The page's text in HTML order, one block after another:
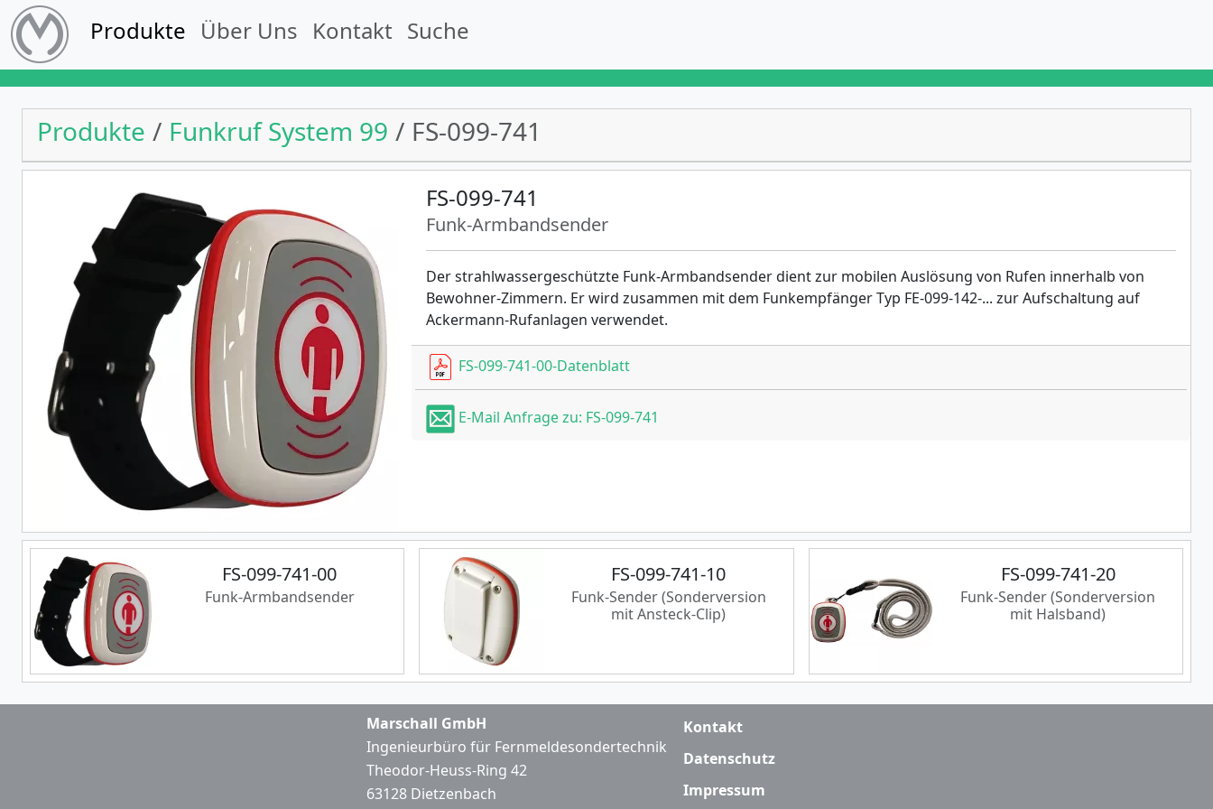
Produkte Über Uns Kontakt Suche
Produkte Funkruf System 99 FS-099-741
FS-099-741
Funk-Armbandsender
Der strahlwassergeschützte Funk-Armbandsender dient zur mobilen Auslösung von Rufen innerhalb von
Bewohner-Zimmern. Er wird zusammen mit dem Funkempfänger Typ FE-099-142-... zur Aufschaltung auf
Ackermann-Rufanlagen verwendet.
FS-099-741-00-Datenblatt
E-Mail Anfrage zu: FS-099-741
FS-099-741-00
Funk-Armbandsender
FS-099-741-10
Funk-Sender (Sonderversion
mit Ansteck-Clip)
FS-099-741-20
Funk-Sender (Sonderversion
mit Halsband)
Marschall GmbH
Ingenieurbüro für Fernmeldesondertechnik
Theodor-Heuss-Ring 42
63128 Dietzenbach
Kontakt
Datenschutz
Impressum